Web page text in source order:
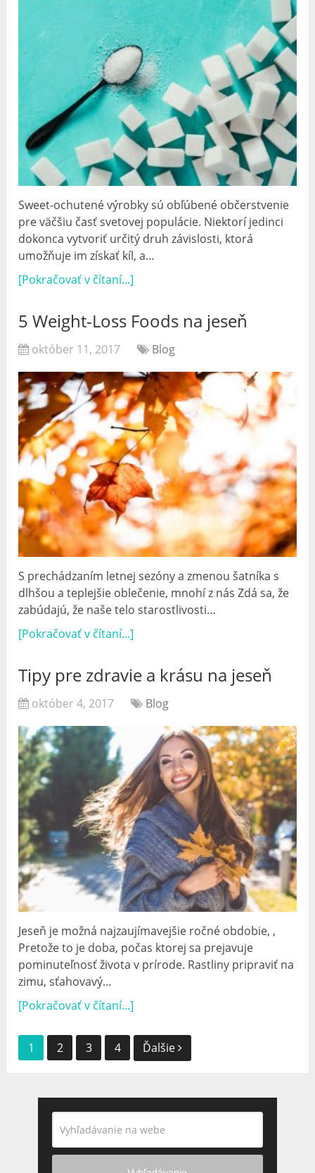
Sweet-ochutené výrobky sú obľúbené občerstvenie
pre väčšiu časť svetovej populácie. Niektorí jedinci
dokonca vytvoriť určitý druh závislosti, ktorá
umožňuje im získať kíl, a…
[Pokračovať v čítaní...]
5 Weight-Loss Foods na jeseň
október 11, 2017 Blog
S prechádzaním letnej sezóny a zmenou šatníka s
dlhšou a teplejšie oblečenie, mnohí z nás Zdá sa, že
zabúdajú, že naše telo starostlivosti…
[Pokračovať v čítaní...]
Tipy pre zdravie a krásu na jeseň
október 4, 2017 Blog
Jeseň je možná najzaujímavejšie ročné obdobie, ,
Pretože to je doba, počas ktorej sa prejavuje
pominuteľnosť života v prírode. Rastliny pripraviť na
zimu, sťahovavý…
[Pokračovať v čítaní...]
Navigácia
1 2 3 4 Ďalšie